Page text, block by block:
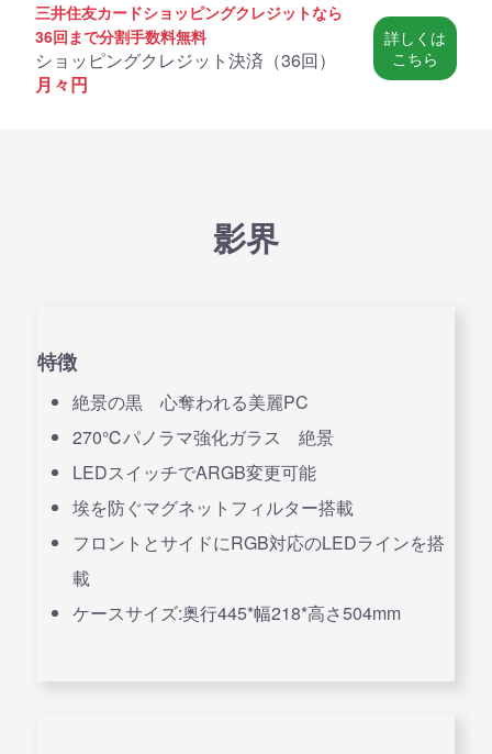
三井住友カードショッピングクレジットなら
36回まで分割手数料無料
ショッピングクレジット決済（36回）
月々円
詳しくは
こちら
影界
特徴
絶景の黒 心奪われる美麗PC
270℃パノラマ強化ガラス 絶景
LEDスイッチでARGB変更可能
埃を防ぐマグネットフィルター搭載
フロントとサイドにRGB対応のLEDラインを搭
載
ケースサイズ:奥行445*幅218*高さ504mm